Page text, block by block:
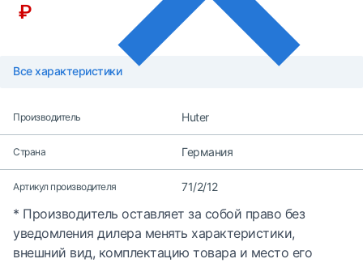
₽
Все характеристики
Производитель Huter
Страна Германия
Артикул производителя 71/2/12
* Производитель оставляет за собой право без
уведомления дилера менять характеристики,
внешний вид, комплектацию товара и место его